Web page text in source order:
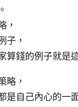
，
子，
算錢的例子就是
略，
是自己內心的一